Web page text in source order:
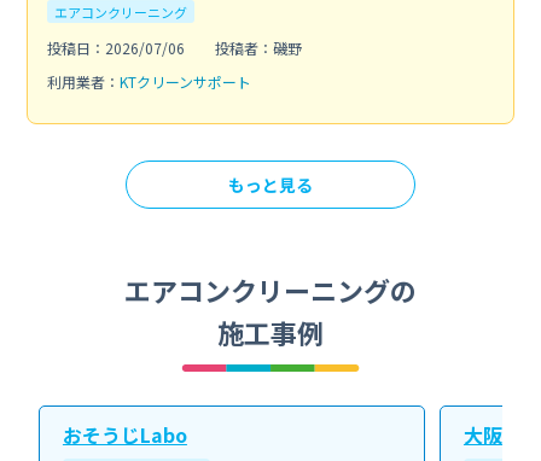
エアコンクリーニング
投稿日：2026/07/06
投稿者：磯野
利用業者： KTクリーンサポート
もっと見る
エアコンクリーニングの
施工事例
おそうじLabo 大阪北